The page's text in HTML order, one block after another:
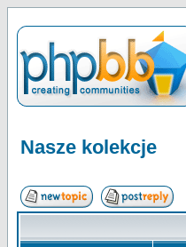
Nasze kolekcje